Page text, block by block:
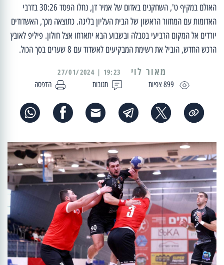
האולם במקיף ט', השחקנים באדום של אמיר דן, נחלו הפסד 30:26 בדרבי
האדומות עם המחזור הראשון של הבית העליון בליגה. כתוצאה מכך, האשדודים
יורדים אל המקום הרביעי בטבלה ובשבוע הבא יתארחו אצל חולון. פיליפ לאובץ
הרכש החדש, הוביל את רשימת המבקיעים לאשדוד עם 8 שערים בסך הכול.
899 צפיות תגובות הדפסה
מאור לוי 19:23 | 27/01/2024